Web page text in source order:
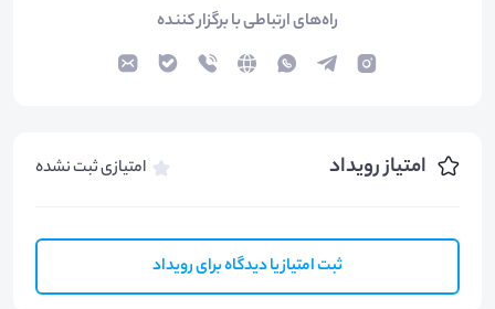
راه‌های ارتباطی با برگزار کننده
امتیاز رویداد امتیازی ثبت نشده
ثبت امتیاز یا دیدگاه برای رویداد